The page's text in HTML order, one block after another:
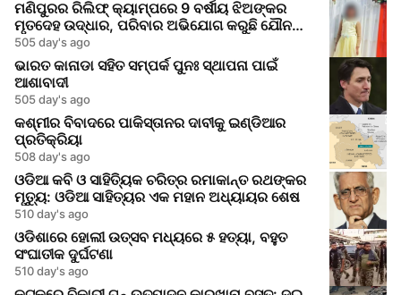
ମଣିପୁରର ରିଲିଫ୍ କ୍ୟାମ୍ପରେ 9 ବର୍ଷୀୟ ଝିଅଙ୍କର
ମୃତଦେହ ଉଦ୍ଧାର, ପରିବାର ଅଭିଯୋଗ କରୁଛି ଯୌନ
ଆକ୍ରମଣର
505 day's ago
ଭାରତ କାନାଡା ସହିତ ସମ୍ପର୍କ ପୁନଃ ସ୍ଥାପନା ପାଇଁ
ଆଶାବାଦୀ
505 day's ago
କଶ୍ମୀର ବିବାଦରେ ପାକିସ୍ତାନର ଦାବୀକୁ ଇଣ୍ଡିଆର
ପ୍ରତିକ୍ରିୟା
508 day's ago
ଓଡିଆ କବି ଓ ସାହିତ୍ୟିକ ଚରିତ୍ର ରମାକାନ୍ତ ରଥଙ୍କର
ମୃତ୍ୟୁ: ଓଡିଆ ସାହିତ୍ୟର ଏକ ମହାନ ଅଧ୍ୟାୟର ଶେଷ
510 day's ago
ଓଡିଶାରେ ହୋଲୀ ଉତ୍ସବ ମଧ୍ୟରେ ୫ ହତ୍ୟା, ବହୁତ
ସଂଘାତୀକ ଦୁର୍ଘଟଣା
510 day's ago